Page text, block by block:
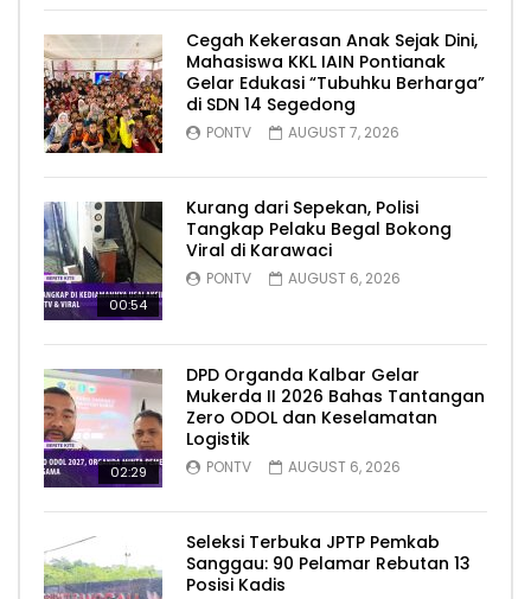
Cegah Kekerasan Anak Sejak Dini,
Mahasiswa KKL IAIN Pontianak
Gelar Edukasi “Tubuhku Berharga”
di SDN 14 Segedong
PONTV AUGUST 7, 2026
00:54
Kurang dari Sepekan, Polisi
Tangkap Pelaku Begal Bokong
Viral di Karawaci
PONTV AUGUST 6, 2026
02:29
DPD Organda Kalbar Gelar
Mukerda II 2026 Bahas Tantangan
Zero ODOL dan Keselamatan
Logistik
PONTV AUGUST 6, 2026
Seleksi Terbuka JPTP Pemkab
Sanggau: 90 Pelamar Rebutan 13
Posisi Kadis